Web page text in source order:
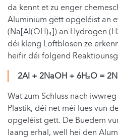
da kennt et zu enger
Aluminium gëtt opgeléist an
(Na[Al(OH)₄]) an Hydrogen
déi kleng Loftblosen ze
heifir déi folgend
2Al + 2NaOH + 6H₂O =
Wat zum Schluss nach
Plastik, déi net méi lues vun
opgeléist gett. De Buedem
laang erhal, well hei den